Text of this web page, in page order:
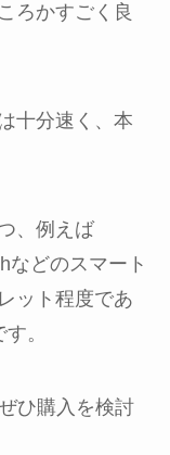
ろかすごく良
十分速く、本
、例えば
などのスマート
ット程度であ
。
ひ購入を検討